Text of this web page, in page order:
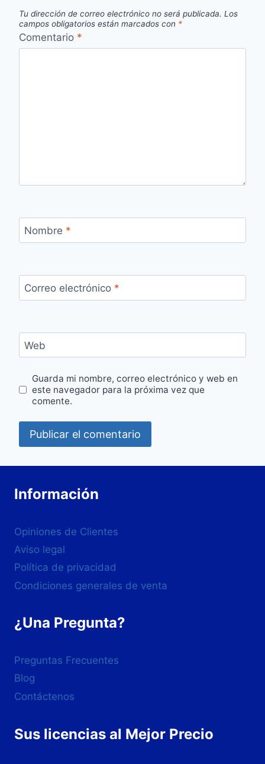
Tu dirección de correo electrónico no será publicada. Los
campos obligatorios están marcados con *
Comentario *
Nombre *
Correo electrónico *
Web
Guarda mi nombre, correo electrónico y web en
este navegador para la próxima vez que
comente.
Información
Opiniones de Clientes
Aviso legal
Política de privacidad
Condiciones generales de venta
¿Una Pregunta?
Preguntas Frecuentes
Blog
Contáctenos
Sus licencias al Mejor Precio